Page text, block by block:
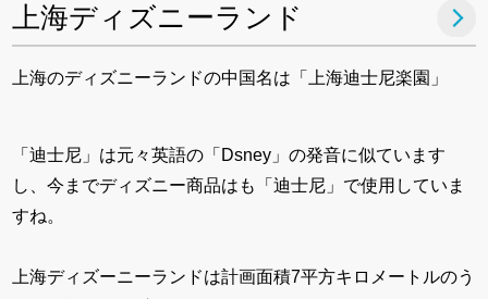
上海ディズニーランド
上海のディズニーランドの中国名は「上海迪士尼楽園」
「迪士尼」は元々英語の「Dsney」の発音に似ています
し、今までディズニー商品はも「迪士尼」で使用していま
すね。
上海ディズーニーランドは計画面積7平方キロメートルのう